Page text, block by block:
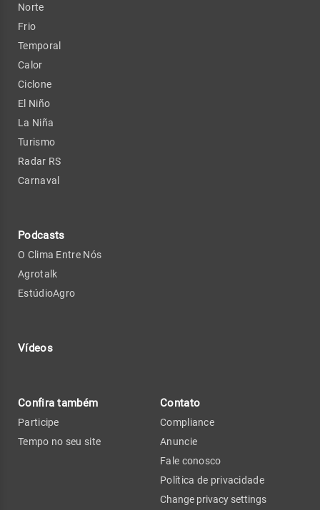
Norte
Frio
Temporal
Calor
Ciclone
El Niño
La Niña
Turismo
Radar RS
Carnaval
Podcasts
O Clima Entre Nós
Agrotalk
EstúdioAgro
Vídeos
Confira também
Participe
Tempo no seu site
Contato
Compliance
Anuncie
Fale conosco
Política de privacidade
Change privacy settings